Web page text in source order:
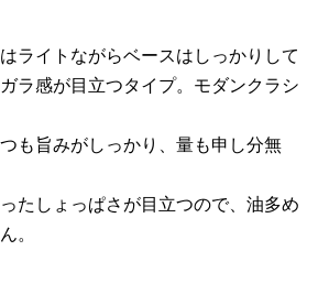
ライトながらベースはしっかりして
ラ感が目立つタイプ。モダンクラシ
も旨みがしっかり、量も申し分無
たしょっぱさが目立つので、油多め
。